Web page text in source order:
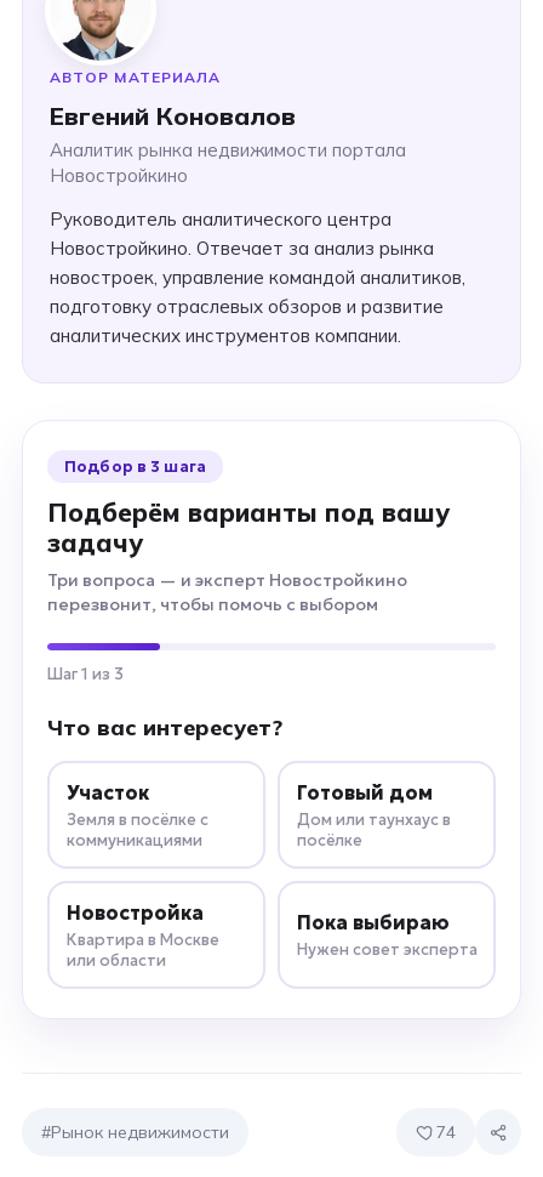
АВТОР МАТЕРИАЛА
Евгений Коновалов
Аналитик рынка недвижимости портала
Новостройкино
Руководитель аналитического центра
Новостройкино. Отвечает за анализ рынка
новостроек, управление командой аналитиков,
подготовку отраслевых обзоров и развитие
аналитических инструментов компании.
Подбор в 3 шага
Подберём варианты под вашу
задачу
Три вопроса — и эксперт Новостройкино
перезвонит, чтобы помочь с выбором
Шаг 1 из 3
Что вас интересует?
Участок
Земля в посёлке с
коммуникациями
Готовый дом
Дом или таунхаус в
посёлке
Новостройка
Квартира в Москве
или области
Пока выбираю
Нужен совет эксперта
#Рынок недвижимости 74